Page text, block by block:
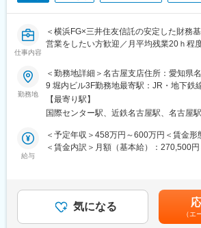
が安定しづらい方に対しても融資を可能
●不動産担保ローン：
不動産の価値を的確に評価し様々な資金
（1）担保不動産を重視…不動産の価値や
（2）スピード対応…お客様のビジネスチ
スピーディーに対応。
（3）幅広い資金使途…不動産の購入資金
■組織構成：
当社社員は9割以上が中途入社です。多様
入社時研修/フォローアップ研修/グルー
仕事内容
＜横浜FG×三井住友信託の安定した財務
営業をしたい方歓迎／月平均残業20ｈ程
■業務概要：
総合職社員Gaコースとしての採用です。
不動産担保ローンの融資判断に関わる面
トし、
更に営業活動や契約業務へと進んでいた
を広げて成長できる体制です。
・既存の取引先（不動産会社や金融機関
の方）のフォロー
勤務地
＜勤務地詳細＞名古屋支店住所：愛知県
9 堀内ビル3F勤務地最寄駅：JR・地下鉄
策：屋内喫煙可能場所あり変更の範囲：無
【最寄り駅】
国際センター駅、近鉄名古屋駅、名古屋駅
給与
＜予定年収＞458万円～600万円＜賃金形
＜賃金内訳＞月額（基本給）：270,500
給年1回、■賞与年2回（6月、12月） ■給
歳 年収572万円／28歳 年収710万／35
業代実費支給賃金はあくまでも目安の金
気になる
（エ